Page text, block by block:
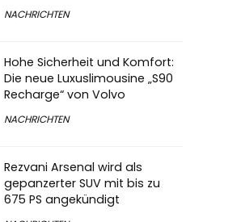
NACHRICHTEN
Hohe Sicherheit und Komfort:
Die neue Luxuslimousine „S90
Recharge“ von Volvo
NACHRICHTEN
Rezvani Arsenal wird als
gepanzerter SUV mit bis zu
675 PS angekündigt